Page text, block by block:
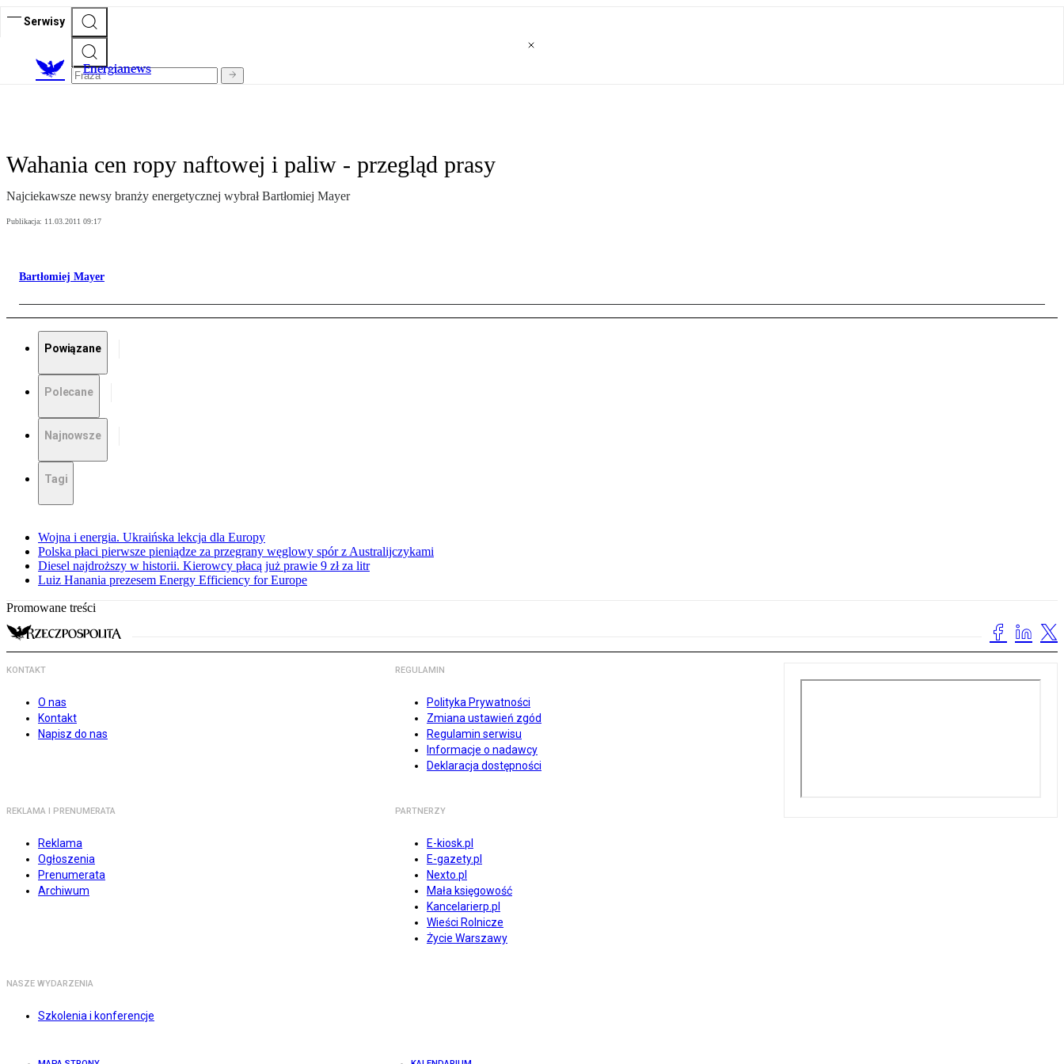
Serwisy
Energianews
Wahania cen ropy naftowej i paliw - przegląd prasy
Najciekawsze newsy branży energetycznej wybrał Bartłomiej Mayer
Publikacja: 11.03.2011 09:17
Bartłomiej Mayer
Powiązane
Polecane
Najnowsze
Tagi
Wojna i energia. Ukraińska lekcja dla Europy
Polska płaci pierwsze pieniądze za przegrany węglowy spór z Australijczykami
Diesel najdroższy w historii. Kierowcy płacą już prawie 9 zł za litr
Luiz Hanania prezesem Energy Efficiency for Europe
Promowane treści
KONTAKT
O nas
Kontakt
Napisz do nas
REGULAMIN
Polityka Prywatności
Zmiana ustawień zgód
Regulamin serwisu
Informacje o nadawcy
Deklaracja dostępności
REKLAMA I PRENUMERATA
Reklama
Ogłoszenia
Prenumerata
Archiwum
PARTNERZY
E-kiosk.pl
E-gazety.pl
Nexto.pl
Mała księgowość
Kancelarierp.pl
Wieści Rolnicze
Życie Warszawy
NASZE WYDARZENIA
Szkolenia i konferencje